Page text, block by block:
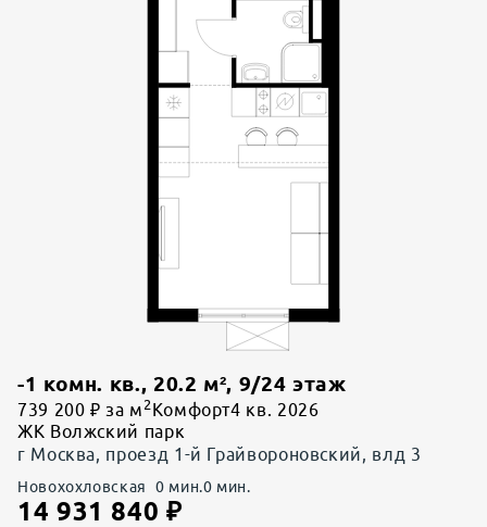
-1 комн. кв., 20.2 м², 9/24 этаж
739 200 ₽ за м 2 Комфорт4 кв. 2026
ЖК Волжский парк
г Москва, проезд 1-й Грайвороновский, влд 3
Новохохловская 0 мин.0 мин.
14 931 840 ₽